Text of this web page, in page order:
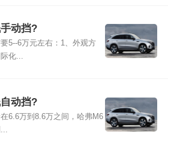
动挡?
5--6万元左右：1、外观方
化...
动挡?
6.6万到8.6万之间，哈弗M6